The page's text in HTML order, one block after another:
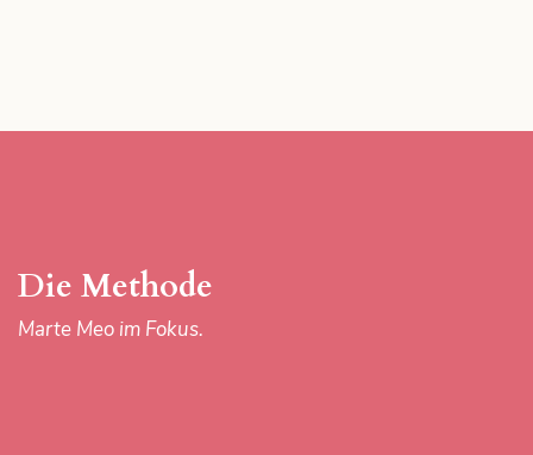
Kurse im Fokus.
Die Methode
Marte Meo im Fokus.